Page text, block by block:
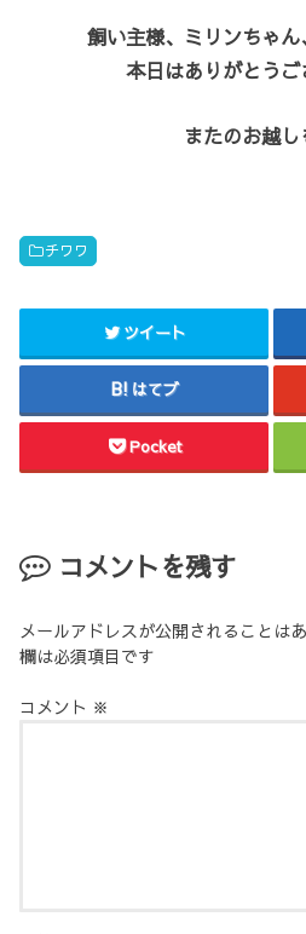
飼い主様、ミリンちゃん
本日はありがとうご
またのお越
チワワ
ツイート
はてブ
Pocket
コメントを残す
メールアドレスが公開されることはあ
欄は必須項目です
コメント ※